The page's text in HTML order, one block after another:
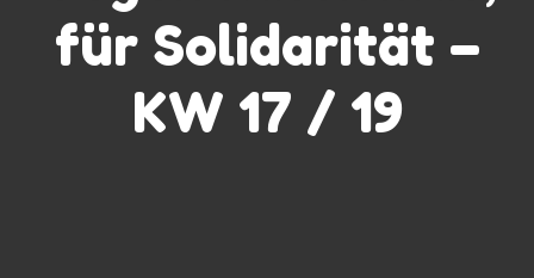
für Solidarität –
KW 17 / 19